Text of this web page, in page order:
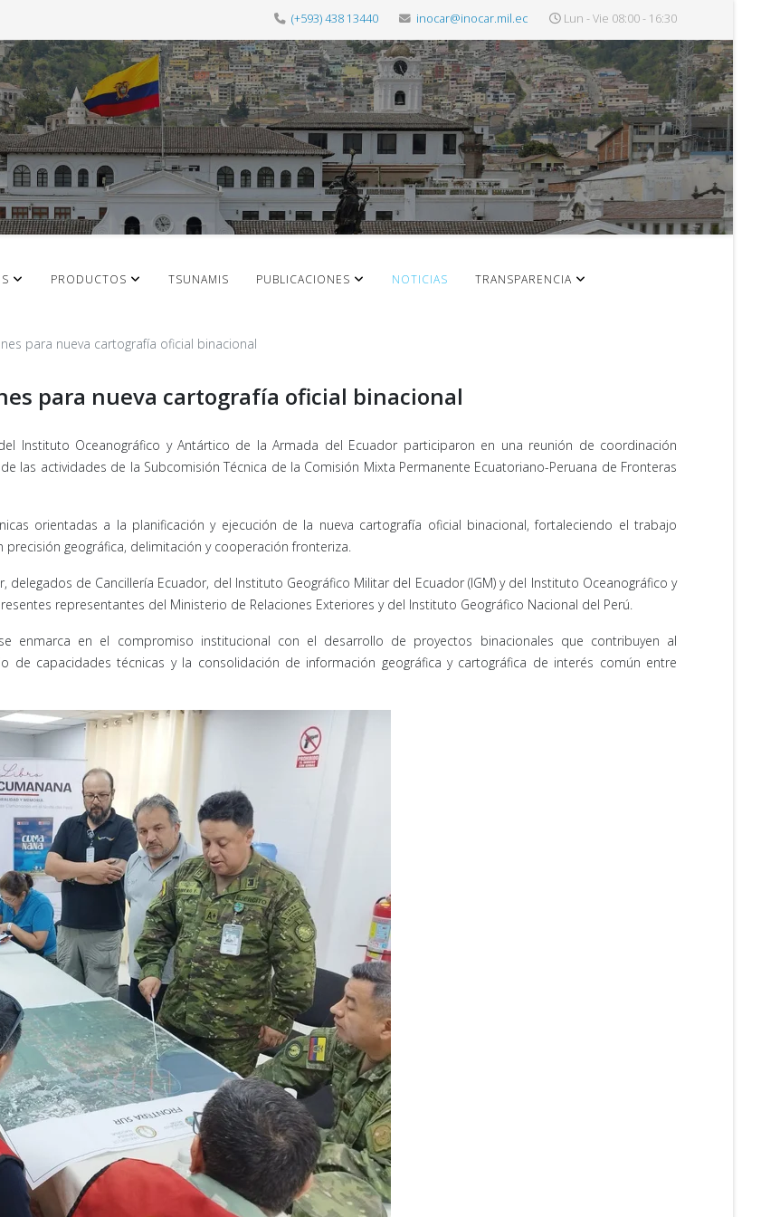
(+593) 438 13440 inocar@inocar.mil.ec Lun - Vie 08:00 - 16:30
PRODUCTOS TSUNAMIS PUBLICACIONES NOTICIAS TRANSPARENCIA
para nueva cartografía oficial binacional
para nueva cartografía oficial binacional
Instituto Oceanográfico y Antártico de la Armada del Ecuador participaron en una reunión de coordinación
las actividades de la Subcomisión Técnica de la Comisión Mixta Permanente Ecuatoriano-Peruana de Fronteras
orientadas a la planificación y ejecución de la nueva cartografía oficial binacional, fortaleciendo el trabajo
geográfica, delimitación y cooperación fronteriza.
de Cancillería Ecuador, del Instituto Geográfico Militar del Ecuador (IGM) y del Instituto Oceanográfico y
representantes del Ministerio de Relaciones Exteriores y del Instituto Geográfico Nacional del Perú.
enmarca en el compromiso institucional con el desarrollo de proyectos binacionales que contribuyen al
de capacidades técnicas y la consolidación de información geográfica y cartográfica de interés común entre